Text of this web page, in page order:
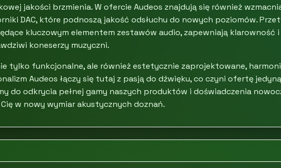
jakości brzmienia. W ofercie Audeos znajdują się również
DAC, które podnoszą jakość odsłuchu do nowych poziomów.
kluczowym elementem zestawów audio, zapewniają klarowność i
koneserzy muzyczni.
tylko funkcjonalne, ale również estetycznie zaprojektowane,
Audeos łączy się tutaj z pasją do dźwięku, co czyni ofertę
do odkrycia pełnej gamy naszych produktów i doświadczenia
w nowy wymiar akustycznych doznań.